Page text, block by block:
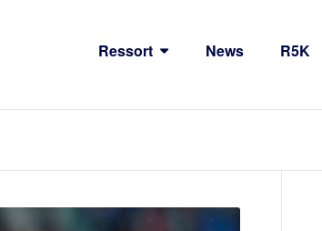
Ressort News R5K